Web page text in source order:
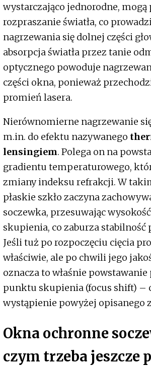
wystarczająco jednorodne, mogą
rozpraszanie światła, co
nagrzewania się dolnej części
absorpcja światła przez tanie
optycznego powoduje
części okna, ponieważ
promień lasera.
Nierównomierne nagrzewanie
m.in. do efektu nazywanego
lensingiem. Polega on na
gradientu temperaturowego,
zmiany indeksu refrakcji. W
płaskie szkło zaczyna
soczewka, przesuwając
skupienia, co zaburza stabilność
Jeśli tuż po rozpoczęciu cięcia
właściwie, ale po chwili jego
oznacza to właśnie
punktu skupienia (focus shift) –
wystąpienie powyżej opisanego
Okna ochronne
czym trzeba jeszcze